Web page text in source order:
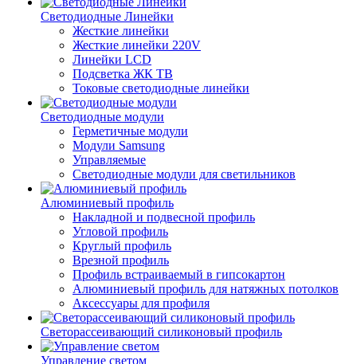
Светодиодные Линейки
Жесткие линейки
Жесткие линейки 220V
Линейки LCD
Подсветка ЖК ТВ
Токовые светодиодные линейки
Светодиодные модули
Герметичные модули
Модули Samsung
Управляемые
Светодиодные модули для светильников
Алюминиевый профиль
Накладной и подвесной профиль
Угловой профиль
Круглый профиль
Врезной профиль
Профиль встраиваемый в гипсокартон
Алюминиевый профиль для натяжных потолков
Аксессуары для профиля
Светорассеивающий силиконовый профиль
Управление светом